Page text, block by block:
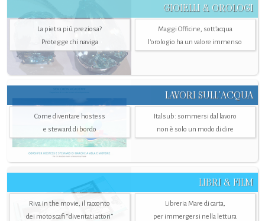
GIOIELLI & OROLOGI
La pietra più preziosa?
Protegge chi naviga
Maggi Officine, sott’acqua
l'orologio ha un valore immenso
LAVORI SULL’ACQUA
Come diventare hostess
e steward di bordo
Italsub: sommersi dal lavoro
non è solo un modo di dire
LIBRI & FILM
Riva in the movie, il racconto
dei motoscafi “diventati attori”
Libreria Mare di carta,
per immergersi nella lettura